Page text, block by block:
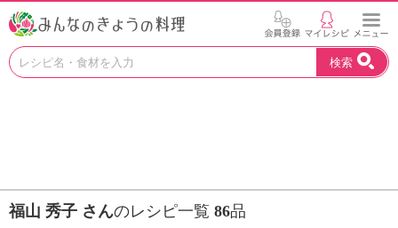
お
見
つ
検索
福山 秀子 さんのレシピ一覧 86品